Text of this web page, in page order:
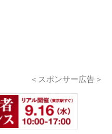
＜スポンサー広告＞